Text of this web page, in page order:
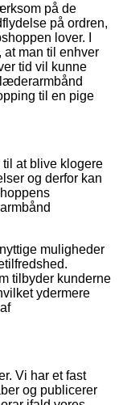
på de
på ordren,
lover. I
man til enhver
tid vil kunne
til en pige
at blive klogere
og derfor kan
muligheder
tilbyder kunderne
ydermere
Vi har et fast
og publicerer